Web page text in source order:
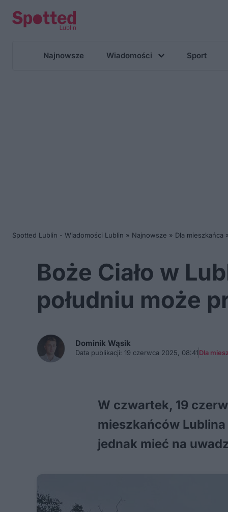
Najnowsze Wiadomości Sport
Spotted Lublin - Wiadomości Lublin » Najnowsze » Dla mieszkańca
Boże Ciało w
południu może
Dominik Wąsik
Data publikacji: 19 czerwca 2025, 08:41Dla
W czwartek, 19
mieszkańców
jednak mieć na